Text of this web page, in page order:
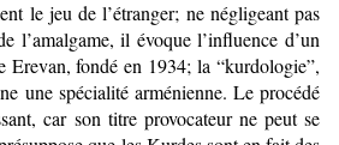
le jeu de l’étranger; ne négligeant pas
l’amalgame, il évoque l’influence d’un
Erevan, fondé en 1934; la “kurdologie”,
une spécialité arménienne. Le procédé
car son titre provocateur ne peut se